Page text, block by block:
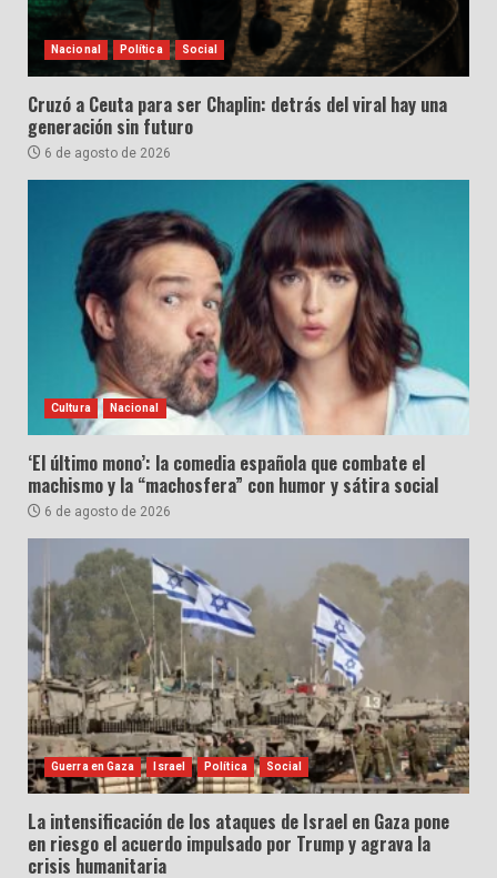
Nacional Política Social
Cruzó a Ceuta para ser Chaplin: detrás del viral hay una
generación sin futuro
6 de agosto de 2026
Cultura Nacional
‘El último mono’: la comedia española que combate el
machismo y la “machosfera” con humor y sátira social
6 de agosto de 2026
Guerra en Gaza Israel Política Social
La intensificación de los ataques de Israel en Gaza pone
en riesgo el acuerdo impulsado por Trump y agrava la
crisis humanitaria